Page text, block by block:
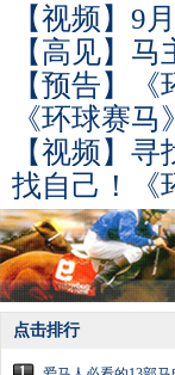
【视频】9
【高见】
【预告】
《环球赛
【视频】
找自己！《
点击排行
1